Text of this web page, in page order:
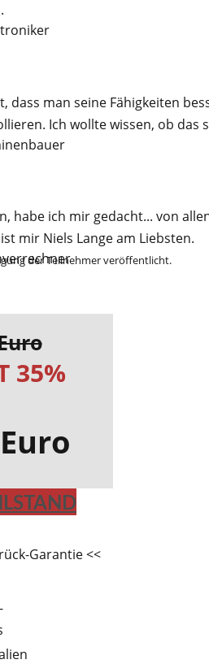
dass man seine Fähigkeiten
Ich wollte wissen, ob das
habe ich mir gedacht... von
mir Niels Lange am Liebsten.
der Teilnehmer veröffentlicht.
35%
Garantie <<